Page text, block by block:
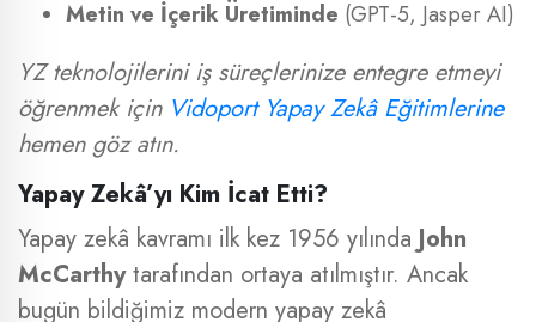
Metin ve İçerik Üretiminde (GPT-5, Jasper AI)
YZ teknolojilerini iş süreçlerinize entegre etmeyi
öğrenmek için Vidoport Yapay Zekâ Eğitimlerine
hemen göz atın.
Yapay Zekâ’yı Kim İcat Etti?
Yapay zekâ kavramı ilk kez 1956 yılında John
McCarthytarafından ortaya atılmıştır. Ancak
bugün bildiğimiz modern yapay zekâ